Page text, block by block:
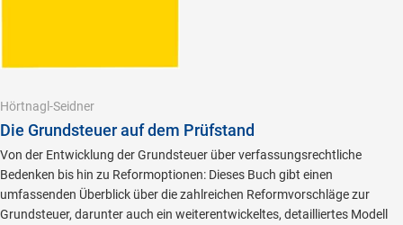
Hörtnagl-Seidner
Die Grundsteuer auf dem Prüfstand
Von der Entwicklung der Grundsteuer über verfassungsrechtliche
Bedenken bis hin zu Reformoptionen: Dieses Buch gibt einen
umfassenden Überblick über die zahlreichen Reformvorschläge zur
Grundsteuer, darunter auch ein weiterentwickeltes, detailliertes Modell